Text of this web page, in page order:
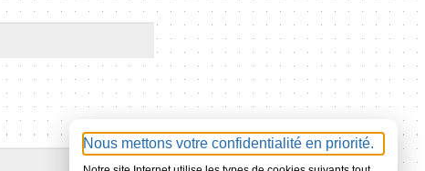
Nous mettons votre confidentialité en priorité.